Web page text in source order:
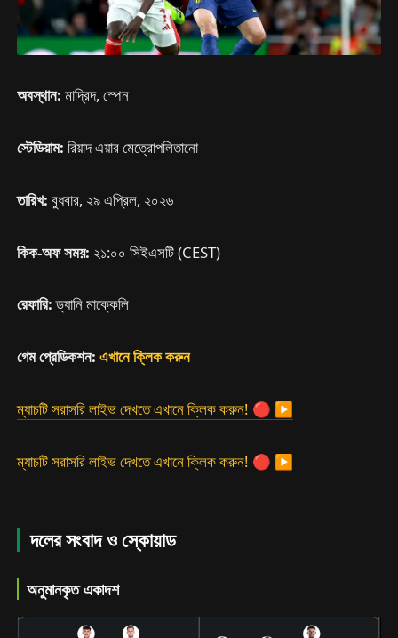
অবস্থান: মাদ্রিদ, স্পেন
স্টেডিয়াম: রিয়াদ এয়ার মেত্রোপলিতানো
তারিখ:বুধবার, ২৯ এপ্রিল, ২০২৬
কিক-অফ সময়: ২১:০০ সিইএসটি (CEST)
রেফারি:ড্যানি মাক্কেলি
গেম প্রেডিকশন:এখানে ক্লিক করুন
ম্যাচটি সরাসরি লাইভ দেখতে এখানে ক্লিক করুন! 🔴 ▶
ম্যাচটি সরাসরি লাইভ দেখতে এখানে ক্লিক করুন! 🔴 ▶
দলের সংবাদ ও স্কোয়াড
অনুমানকৃত একাদশ